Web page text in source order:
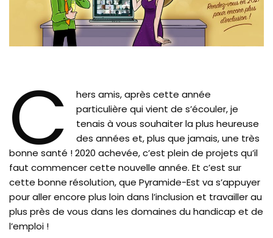
C
hers amis, après cette année
particulière qui vient de s’écouler, je
tenais à vous souhaiter la plus heureuse
des années et, plus que jamais, une très
bonne santé ! 2020 achevée, c’est plein de projets qu’il
faut commencer cette nouvelle année. Et c’est sur
cette bonne résolution, que Pyramide-Est va s’appuyer
pour aller encore plus loin dans l’inclusion et travailler au
plus près de vous dans les domaines du handicap et de
l’emploi !